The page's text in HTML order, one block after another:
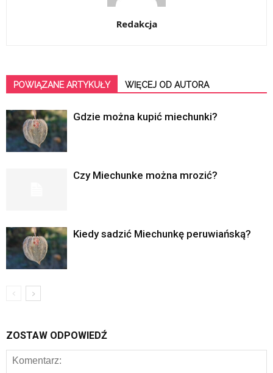
Redakcja
POWIĄZANE ARTYKUŁY WIĘCEJ OD AUTORA
Gdzie można kupić miechunki?
Czy Miechunke można mrozić?
Kiedy sadzić Miechunkę peruwiańską?
ZOSTAW ODPOWIEDŹ